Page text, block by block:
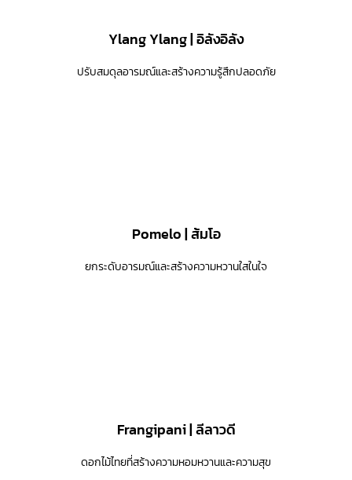
Ylang Ylang | อิลังอิลัง
ปรับสมดุลอารมณ์และสร้างความรู้สึกปลอดภัย
Pomelo | ส้มโอ
ยกระดับอารมณ์และสร้างความหวานใสในใจ
Frangipani | ลีลาวดี
ดอกไม้ไทยที่สร้างความหอมหวานและความสุข